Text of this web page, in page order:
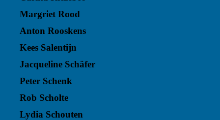
Margriet Rood
Anton Rooskens
Kees Salentijn
Jacqueline Schäfer
Peter Schenk
Rob Scholte
Lydia Schouten